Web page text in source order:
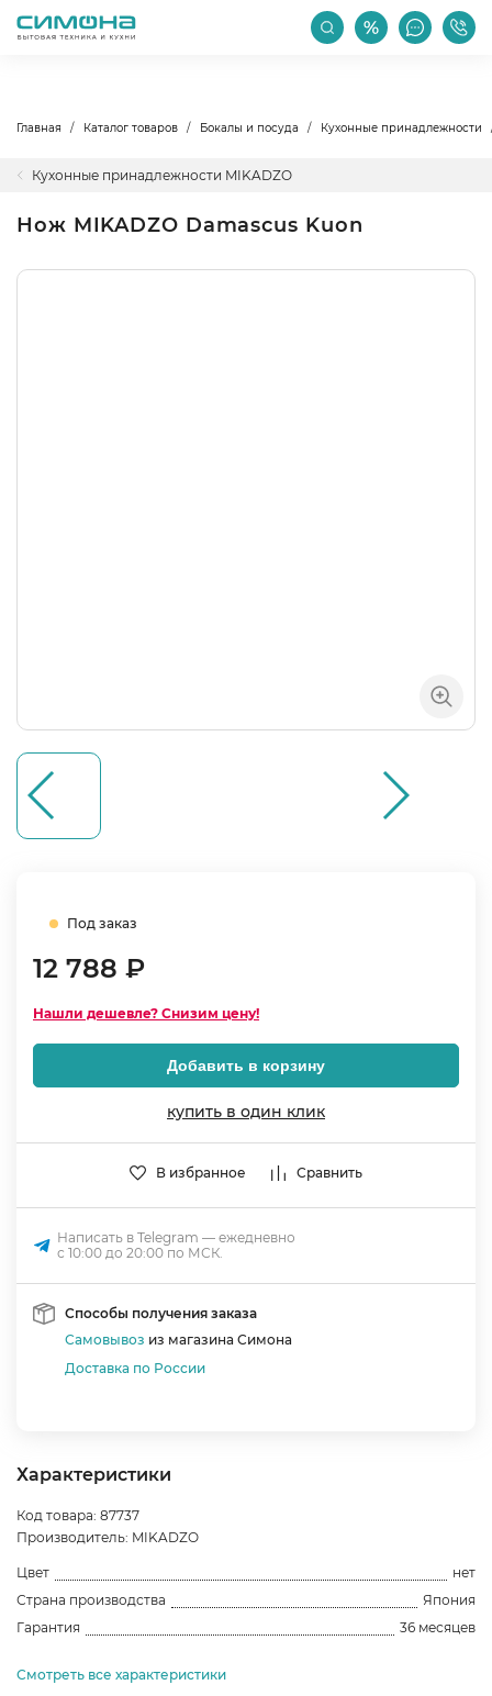
РАСПРОДАЖА ПРОИЗВОДИТЕЛИ
Главная Каталог товаров Бокалы и посуда Кухонные принадлежности
Кухонные принадлежности MIKADZO
Нож MIKADZO Damascus Kuon
Под заказ
12 788 ₽
Нашли дешевле? Снизим цену!
Добавить в корзину
купить в один клик
В избранное Сравнить
Написать в Telegram — ежедневно
с 10:00 до 20:00 по МСК.
Способы получения заказа
Самовывоз из магазина Симона
Доставка по России
Характеристики
Код товара: 87737
Производитель: MIKADZO
Цвет
нет
Страна производства
Япония
Гарантия
36 месяцев
Смотреть все характеристики